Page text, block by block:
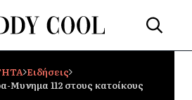
Ειδήσεις
112 στους κατοίκους